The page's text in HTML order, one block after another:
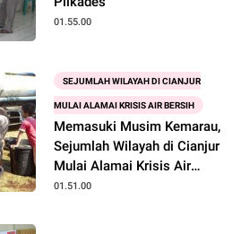
01.55.00
SEJUMLAH WILAYAH DI CIANJUR
MULAI ALAMAI KRISIS AIR BERSIH
Memasuki Musim Kemarau,
Sejumlah Wilayah di Cianjur
Mulai Alamai Krisis Air
Bersih
01.51.00